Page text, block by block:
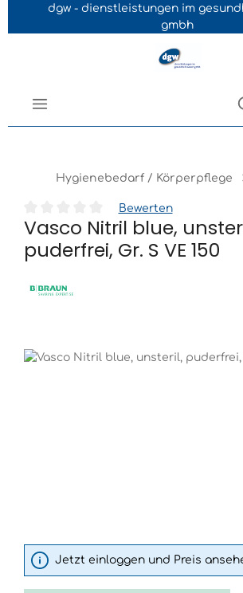
der B2B-Plattform springen
dgw - dienstleistungen im
gmbh
Hygienebedarf / Körperpflege
Durchschnittliche Bewertung von 0
Bewerten
Vasco Nitril blue,
puderfrei, Gr. S VE 150
Bildergalerie überspringen
Jetzt einloggen und Preis